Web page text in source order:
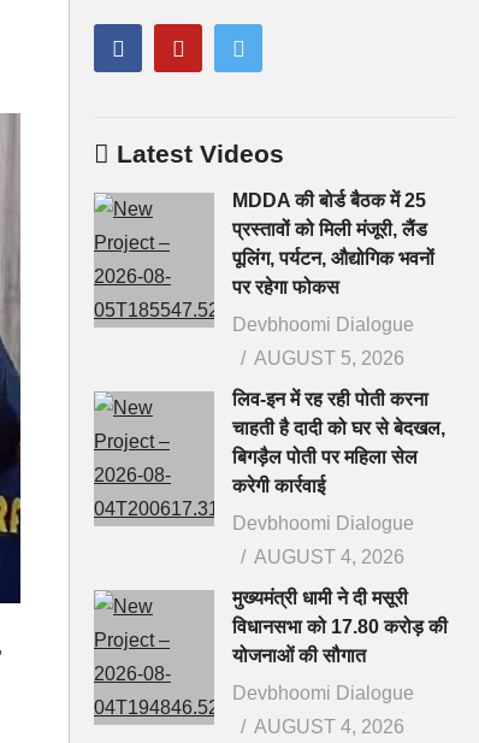
Latest Videos
MDDA की बोर्ड बैठक में 25
प्रस्तावों को मिली मंजूरी, लैंड
पूलिंग, पर्यटन, औद्योगिक भवनों
पर रहेगा फोकस
Devbhoomi Dialogue
AUGUST 5, 2026
लिव-इन में रह रही पोती करना
चाहती है दादी को घर से बेदखल,
बिगड़ैल पोती पर महिला सेल
करेगी कार्रवाई
Devbhoomi Dialogue
AUGUST 4, 2026
मुख्यमंत्री धामी ने दी मसूरी
विधानसभा को 17.80 करोड़ की
योजनाओं की सौगात
Devbhoomi Dialogue
AUGUST 4, 2026